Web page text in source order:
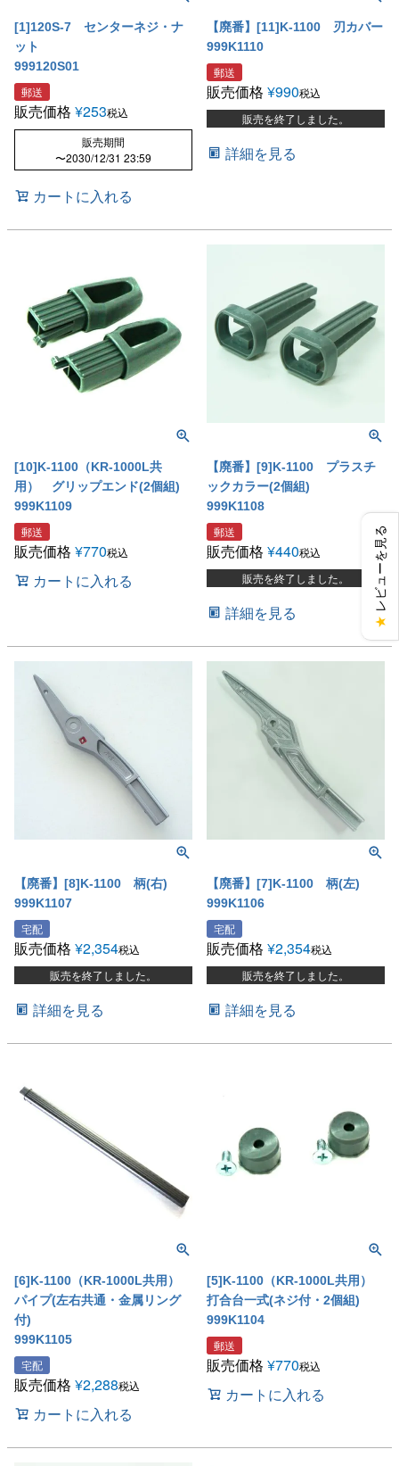
[1]120S-7 センターネジ・ナ
ット
999120S01
郵送
販売価格 ¥253税込
販売期間
〜2030/12/31 23:59
カートに入れる
【廃番】[11]K-1100 刃カバー
999K1110
郵送
販売価格 ¥990税込
販売を終了しました。
詳細を見る
[10]K-1100（KR-1000L共
用） グリップエンド(2個組)
999K1109
郵送
販売価格 ¥770税込
カートに入れる
【廃番】[9]K-1100 プラスチ
ックカラー(2個組)
999K1108
郵送
販売価格 ¥440税込
販売を終了しました。
詳細を見る
【廃番】[8]K-1100 柄(右)
999K1107
宅配
販売価格 ¥2,354税込
販売を終了しました。
詳細を見る
【廃番】[7]K-1100 柄(左)
999K1106
宅配
販売価格 ¥2,354税込
販売を終了しました。
詳細を見る
[6]K-1100（KR-1000L共用）
パイプ(左右共通・金属リング
付)
999K1105
宅配
販売価格 ¥2,288税込
カートに入れる
[5]K-1100（KR-1000L共用）
打合台一式(ネジ付・2個組)
999K1104
郵送
販売価格 ¥770税込
カートに入れる
★
レビューを見る